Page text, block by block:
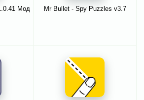
Мод
Mr Bullet - Spy Puzzles v3.7